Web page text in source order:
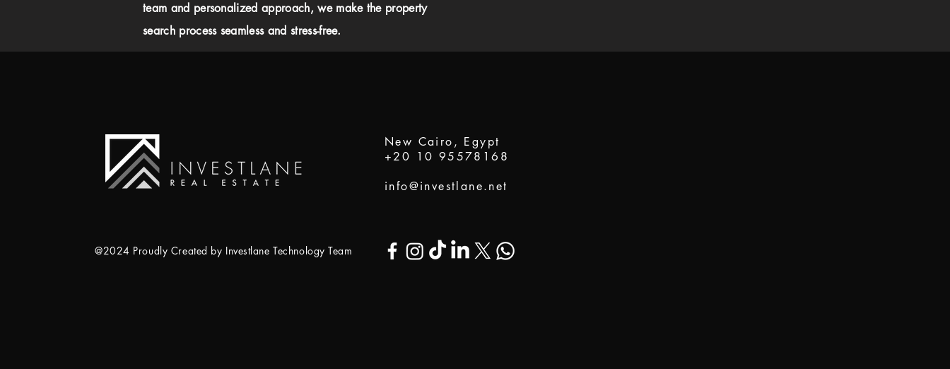
team and personalized approach, we make the property
search process seamless and stress-free.
New Cairo, Egypt
+20 10 95578168
info@investlane.net
@2024 Proudly Created by Investlane Technology Team